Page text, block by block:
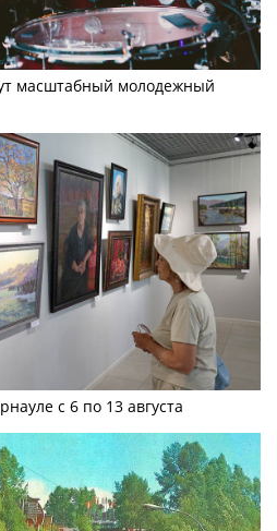
масштабный молодежный
с 6 по 13 августа